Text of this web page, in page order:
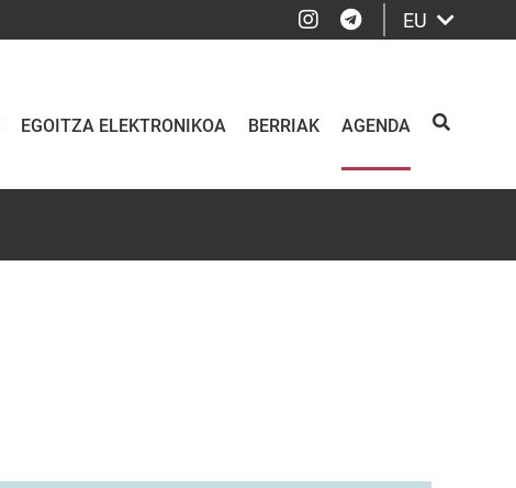
Instagram
Telegram
EU
EGOITZA ELEKTRONIKOA BERRIAK AGENDA BILATU